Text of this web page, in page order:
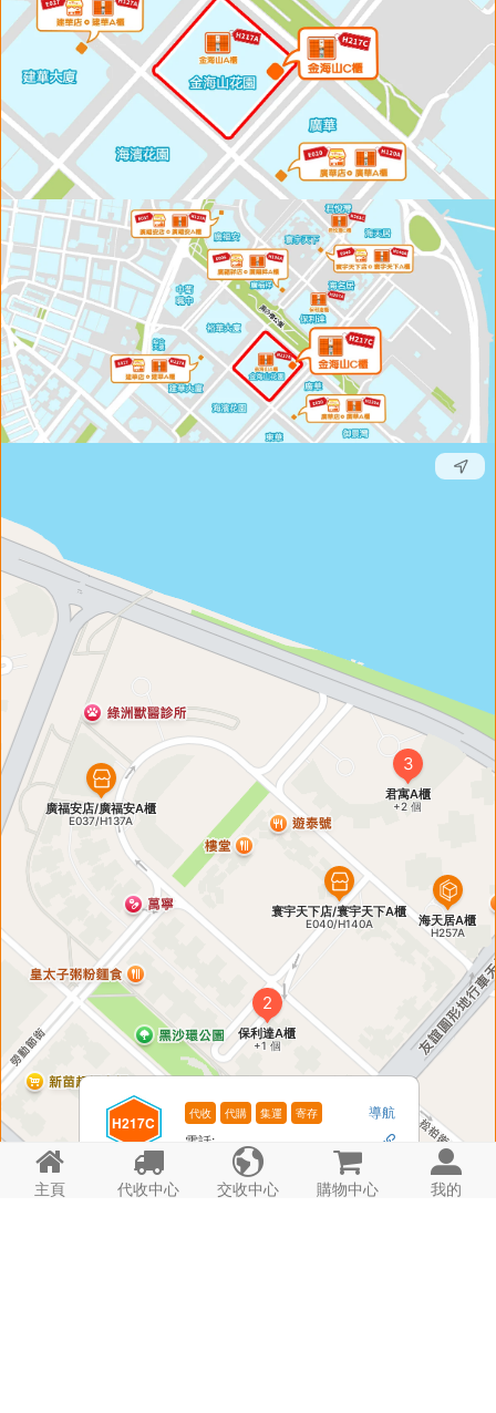

主頁

代收中心

交收中心

購物中心

我的
H217C
金海山C櫃
代收 代購 集運 寄存
導航
電話: -

時間: 24hrs